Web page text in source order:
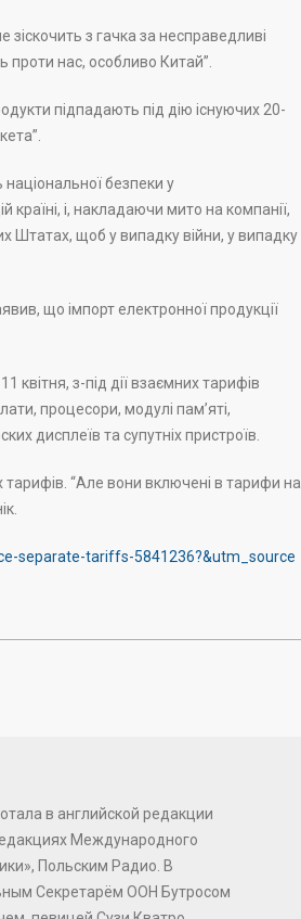
зіскочить з гачка за несправедливі
проти нас, особливо Китай”.
підпадають під дію існуючих 20-
безпеки у
і, накладаючи мито на компанії,
Штатах, щоб у випадку війни, у випадку
що імпорт електронної продукції
квітня, з-під дії взаємних тарифів
процесори, модулі пам’яті,
дисплеїв та супутніх пристроїв.
тарифів. “Але вони включені в тарифи на
separate-tariffs-5841236?&utm_source
в английской редакции
Международного
Польским Радио. В
Секретарём ООН Бутросом